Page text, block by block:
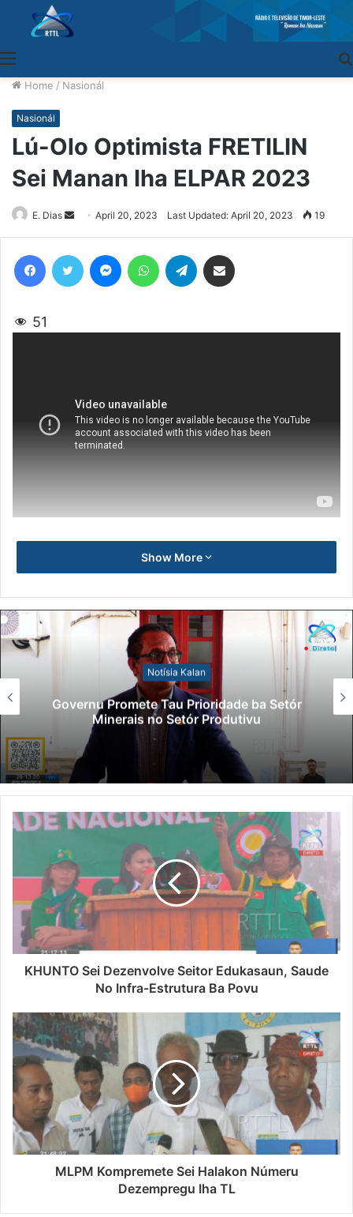
Home / Nasionál
Nasionál
Lú-Olo Optimista FRETILIN
Sei Manan Iha ELPAR 2023
E. Dias
Send
an
April 20, 2023 Last Updated: April 20, 2023 19
51
Show More
Notísia Kalan
Governu Promete Tau Prioridade ba Setór
Minerais no Setór Produtivu
KHUNTO Sei Dezenvolve Seitor Edukasaun, Saude
No Infra-Estrutura Ba Povu
MLPM Kompremete Sei Halakon Númeru
Dezempregu Iha TL